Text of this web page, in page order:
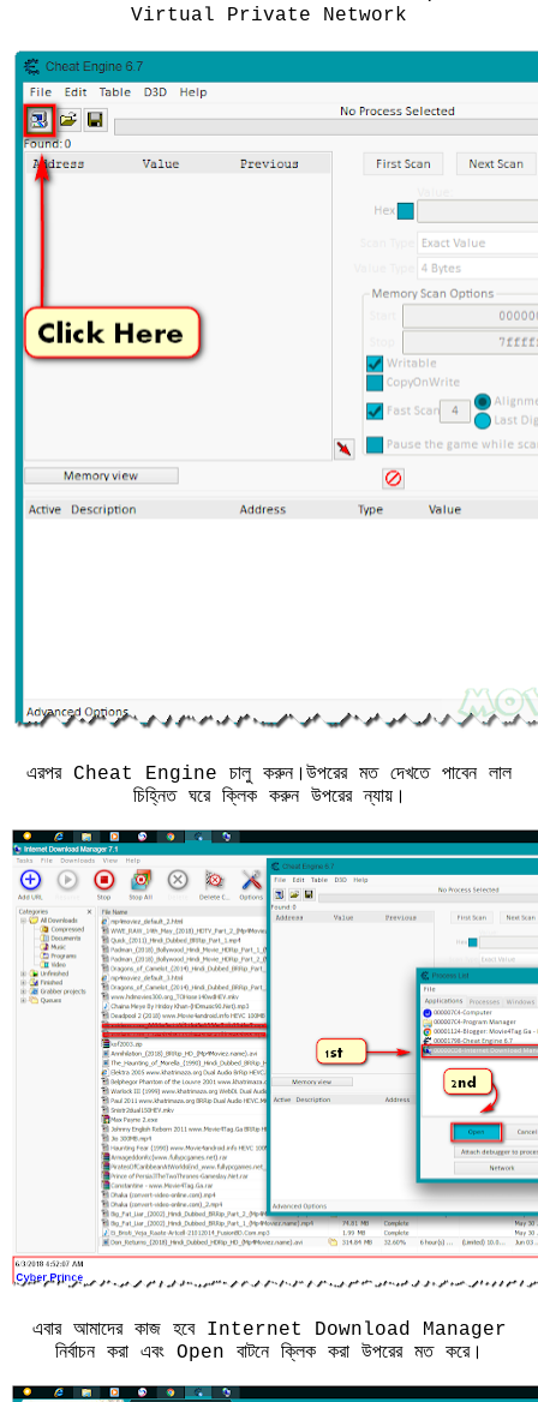
Virtual Private Network
এরপর Cheat Engine চালু করুন।উপরের মত দেখতে পাবেন লাল
চিহ্নিত ঘরে ক্লিক করুন উপরের ন্যায়।
এবার আমাদের কাজ হবে Internet Download Manager
নির্বাচন করা এবং Open বাটনে ক্লিক করা উপরের মত করে।